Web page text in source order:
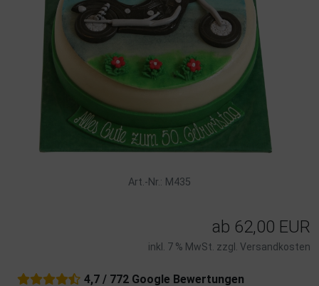
Art.-Nr.: M435
ab 62,00 EUR
inkl. 7 % MwSt. zzgl. Versandkosten
4,7 / 772 Google Bewertungen